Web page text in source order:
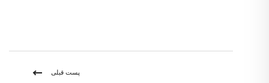
پست قبلی